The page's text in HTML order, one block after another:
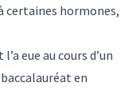
certaines hormones,
eue au cours d’un
en